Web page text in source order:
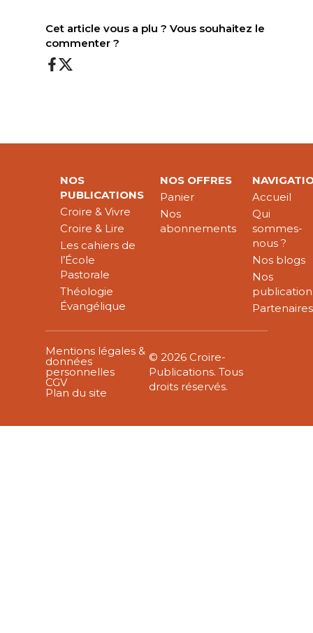
Cet article vous a plu ? Vous souhaitez le
commenter ?
NOS
PUBLICATIONS
Croire & Vivre
Croire & Lire
Les cahiers de
l’École
Pastorale
Théologie
Évangélique
NOS OFFRES
Panier
Nos
abonnements
Accueil
Qui
sommes-
nous ?
Nos blogs
Nos
Partenaires
Mentions légales &
données
personnelles
CGV
Plan du site
© 2026 Croire-
Publications. Tous
droits réservés.